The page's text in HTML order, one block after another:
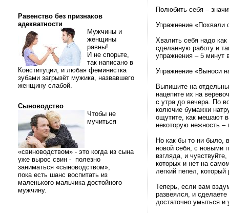
Равенство без признаков
адекватности
Мужчины и
женщины
равны!
И не спорьте,
так написано в
Конституции, и любая феминистка
зубами загрызёт мужика, назвавшего
женщину слабой.
Сыноводство
Чтобы не
мучиться
«свиноводством» - это когда из сына
уже вырос свин - полезно
заниматься «сыноводством»,
пока есть шанс воспитать из
маленького мальчика достойного
мужчину.
Полюбить себя –
Упражнение «Похвали
Хвалить себя надо
сделанную работу и
упражнения – 5 минут
Упражнение «Выноси
Выпишите на
нацепите их на
с утра до вечера. По
колючие бумажки
ощутите, как мешают
некоторую нежность
Но как бы то ни было,
новой себя, с новыми
взгляда, и
которых и нет на
легкий пепел,
Теперь, если вам
развеялся, и
достаточно умыться и